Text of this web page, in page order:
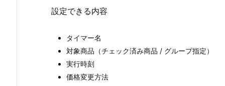
設定できる内容
タイマー名
対象商品（チェック済み商品 / グループ指定）
実行時刻
価格変更方法